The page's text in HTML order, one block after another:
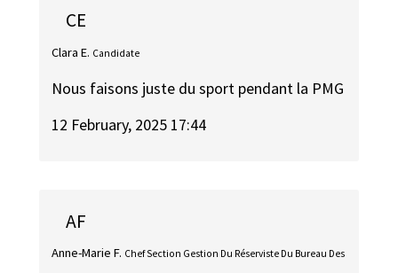
CE
Clara E. Candidate
Nous faisons juste du sport pendant la PMG
12 February, 2025 17:44
AF
Anne-Marie F. Chef Section Gestion Du Réserviste Du Bureau Des